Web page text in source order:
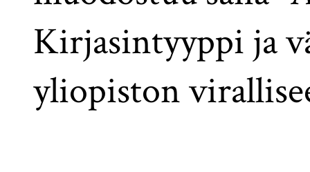
Kirjasintyyppi ja
yliopiston